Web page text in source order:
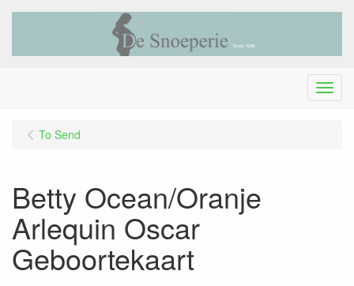
Menu
To Send
Betty Ocean/Oranje
Arlequin Oscar
Geboortekaart